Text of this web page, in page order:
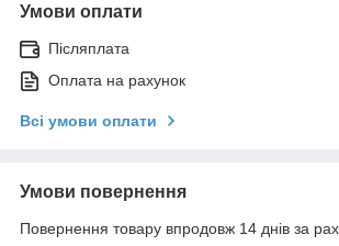
Умови оплати
Післяплата
Оплата на рахунок
Всі умови оплати
Умови повернення
Повернення товару впродовж 14 днів за